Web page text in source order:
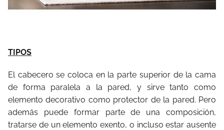
TIPOS
El cabecero se coloca en la parte superior de la cama
de forma paralela a la pared, y sirve tanto como
elemento decorativo como protector de la pared. Pero
además puede formar parte de una composición,
tratarse de un elemento exento, o incluso estar ausente